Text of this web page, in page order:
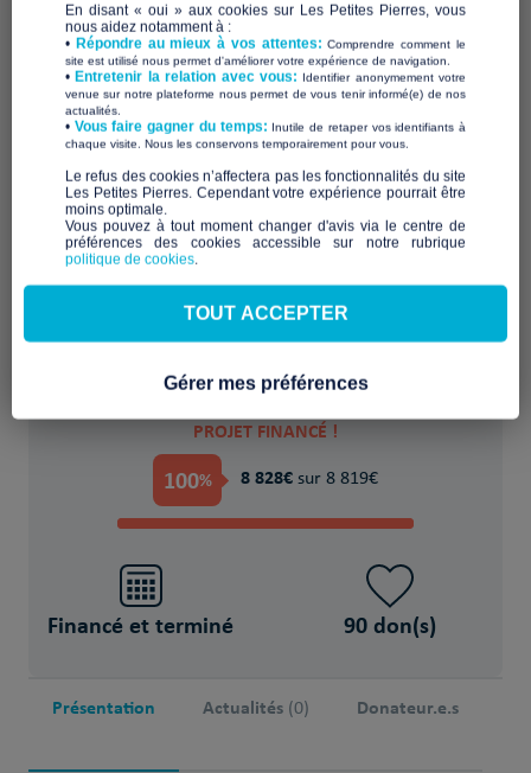
Favoriser l'accueil et l'échange dans un lieu
partagé
POUR
PROJET FINANCÉ !
100% 8 828€ sur 8 819€
Financé et terminé 90 don(s)
Présentation Actualités (0) Donateur.e.s
En disant « oui » aux cookies sur Les Petites Pierres, vous
nous aidez notamment à :
• Répondre au mieux à vos attentes:Comprendre comment le
site est utilisé nous permet d'améliorer votre expérience de navigation.
•Entretenir la relation avec vous: Identifier anonymement votre
venue sur notre plateforme nous permet de vous tenir informé(e) de nos
actualités.
​• Vous faire gagner du temps: Inutile de retaper vos identifiants à
chaque visite. Nous les conservons temporairement pour vous.
​Le refus des cookies n’affectera pas les fonctionnalités du site
Les Petites Pierres. Cependant votre expérience pourrait être
moins optimale.​
Vous pouvez à tout moment changer d'avis via le centre de
préférences des cookies accessible sur notre rubrique
politique de cookies.
TOUT ACCEPTER
Gérer mes préférences